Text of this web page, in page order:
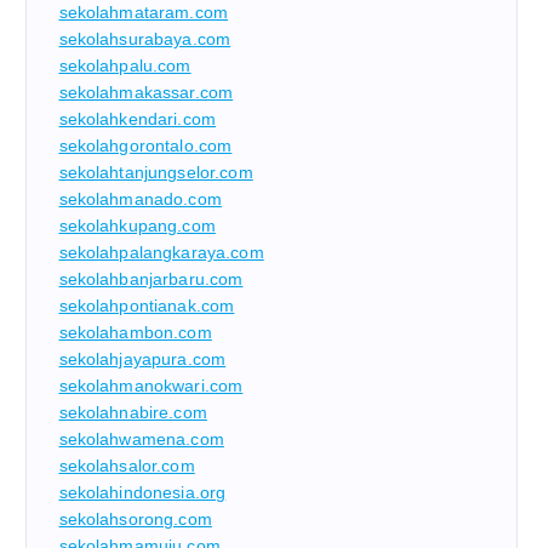
sekolahmataram.com
sekolahsurabaya.com
sekolahpalu.com
sekolahmakassar.com
sekolahkendari.com
sekolahgorontalo.com
sekolahtanjungselor.com
sekolahmanado.com
sekolahkupang.com
sekolahpalangkaraya.com
sekolahbanjarbaru.com
sekolahpontianak.com
sekolahambon.com
sekolahjayapura.com
sekolahmanokwari.com
sekolahnabire.com
sekolahwamena.com
sekolahsalor.com
sekolahindonesia.org
sekolahsorong.com